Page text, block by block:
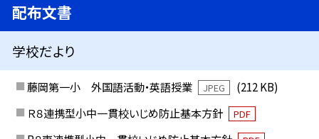
配布文書
学校だより
藤岡第一小 外国語活動・英語授業 JPEG
(212 KB)
Ｒ８連携型小中一貫校いじめ防止基本方針
PDF